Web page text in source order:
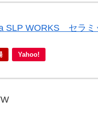
SLP WORKS セラミ
Yahoo!